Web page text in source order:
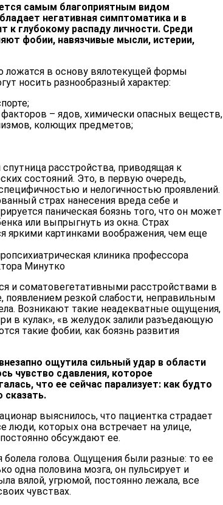
самым благоприятным видом
негативная симптоматика и в
к глубокому распаду личности. Среди
фобии, навязчивые мысли, истерии,
ложатся в основу вялотекущей формы
носить разнообразный характер:
– ядов, химически опасных веществ,
колющих предметов;
расстройства, приводящая к
состояний. Это, в первую очередь,
и нелогичностью проявлений.
страх нанесения вреда себе и
паническая боязнь того, что он может
или выпрыгнуть из окна. Страх
яркими картинками воображения, чем еще
и соматовегетативными расстройствами в
резкой слабости, неправильным
Возникают такие неадекватные ощущения,
в кулак», «в желудок залили разъедающую
такие фобии, как боязнь развития
ощутила сильный удар в области
чувство сдавления, которое
что ее сейчас парализует: как будто
сказать.
выяснилось, что пациентка страдает
люди, которых она встречает на улице,
постоянно обсуждают ее.
болела голова. Ощущения были разные: то ее
одна половина мозга, он пульсирует и
вялой, угрюмой, постоянно лежала, все
чувствах.